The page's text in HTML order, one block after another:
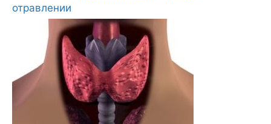
отравлении